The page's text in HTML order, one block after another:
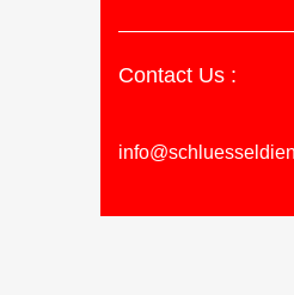
Contact Us :